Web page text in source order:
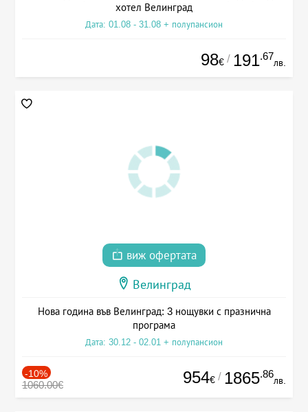
хотел Велинград
Дата: 01.08 - 31.08 + полупансион
98€ / 191.67
лв.
виж офертата
Велинград
Нова година във Велинград: 3 нощувки с празнична
програма
Дата: 30.12 - 02.01 + полупансион
-10%
1060.00€ 954€ / 1865.86
лв.